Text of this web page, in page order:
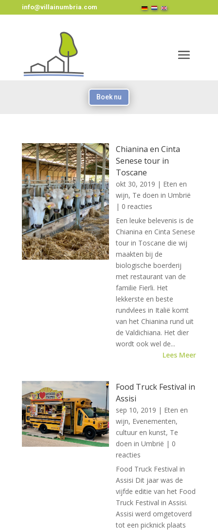
info@villainumbria.com
Boek nu
Chianina en Cinta
Senese tour in
Toscane
okt 30, 2019 | Eten en
wijn, Te doen in Umbrië
| 0 reacties
Een leuke belevenis is de
Chianina en Cinta Senese
tour in Toscane die wij
maakten bij de
biologische boerderij
met restaurant van de
familie Fierli. Het
lekkerste en beste
rundvlees in Italië komt
van het Chianina rund uit
de Valdichiana. Het dier
wordt ook wel de...
Lees Meer
Food Truck Festival in
Assisi
sep 10, 2019 | Eten en
wijn, Evenementen,
cultuur en kunst, Te
doen in Umbrië | 0
reacties
Food Truck Festival in
Assisi Dit jaar was de
vijfde editie van het Food
Truck Festival in Assisi.
Assisi werd omgetoverd
tot een picknick plaats